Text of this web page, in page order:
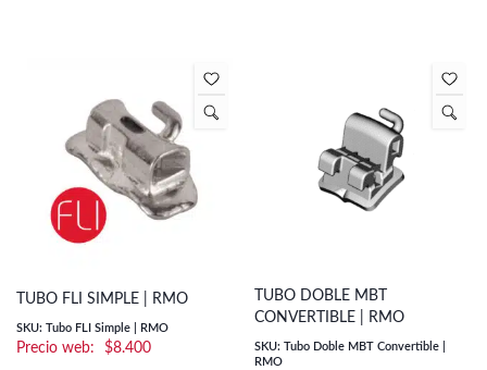
TUBO FLI SIMPLE | RMO
SKU: Tubo FLI Simple | RMO
$8.400
TUBO DOBLE MBT
CONVERTIBLE | RMO
SKU: Tubo Doble MBT Convertible |
RMO